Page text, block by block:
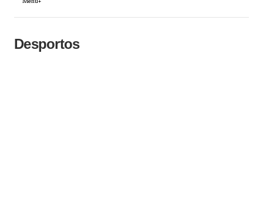
a
Sul
Menu+
Desportos